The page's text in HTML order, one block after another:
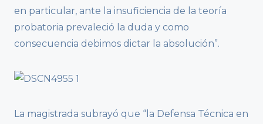
en particular, ante la insuficiencia de la teoría
probatoria prevaleció la duda y como
consecuencia debimos dictar la absolución”.
La magistrada subrayó que “la Defensa Técnica en